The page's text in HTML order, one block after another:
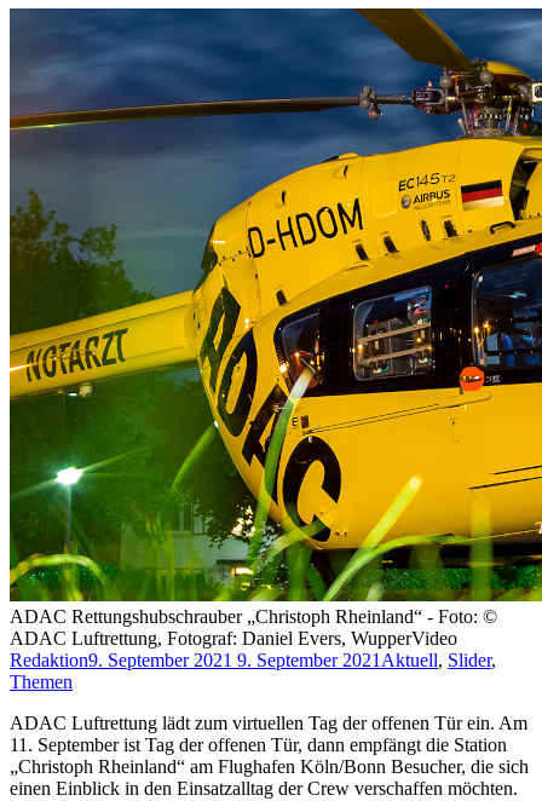
ADAC Rettungshubschrauber „Christoph Rheinland“ - Foto: ©
ADAC Luftrettung, Fotograf: Daniel Evers, WupperVideo
Redaktion9. September 2021 9. September 2021 Aktuell, Slider,
Themen
ADAC Luftrettung lädt zum virtuellen Tag der offenen Tür ein. Am
11. September ist Tag der offenen Tür, dann empfängt die Station
„Christoph Rheinland“ am Flughafen Köln/Bonn Besucher, die sich
einen Einblick in den Einsatzalltag der Crew verschaffen möchten.